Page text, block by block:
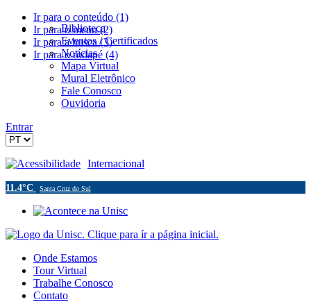
Ir para o conteúdo (1)
Ir para o menu (2)
Ir para a busca (3)
Ir para o rodapé (4)
Biblioteca
Eventos / Certificados
Notícias
Mapa Virtual
Mural Eletrônico
Fale Conosco
Ouvidoria
Entrar
Acessibilidade Internacional
11.4°C Santa Cruz do Sul
Onde Estamos
Tour Virtual
Trabalhe Conosco
Contato